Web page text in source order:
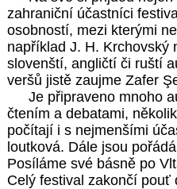
zahraniční účastníci
osobností, mezi kterými
například J. H. Krchovský
slovenští, angličtí či ruští
veršů jistě zaujme Zafer
Je připraveno mnoho
čtením a debatami,
počítají i s nejmenšími
loutková. Dále jsou
Posíláme své básně po
Celý festival zakončí pouť